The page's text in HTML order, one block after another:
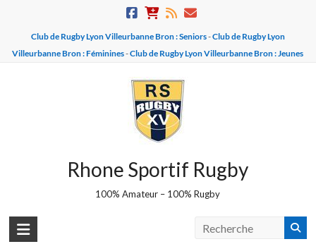
content
Club de Rugby Lyon Villeurbanne Bron : Seniors-Club de Rugby Lyon
Villeurbanne Bron : Féminines-Club de Rugby Lyon Villeurbanne Bron : Jeunes
Rhone Sportif Rugby
100% Amateur – 100% Rugby